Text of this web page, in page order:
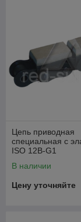
Цепь приводная
специальная с
ISO 12B-G1
В наличии
Цену уточняйте